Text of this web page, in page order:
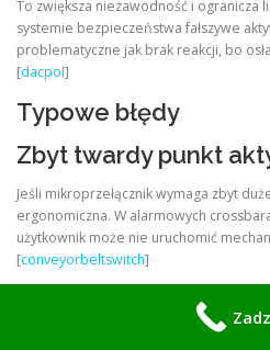
To zwiększa niezawodność i ogranicza
systemie bezpieczeństwa fałszywe
problematyczne jak brak reakcji, bo
[dacpol]
Typowe błędy
Zbyt twardy punkt
Jeśli mikroprzełącznik wymaga zbyt
ergonomiczna. W alarmowych
użytkownik może nie uruchomić
[conveyorbeltswitch]
Brak separacji
Prowadzenie sygnału LV zbyt blisko linii